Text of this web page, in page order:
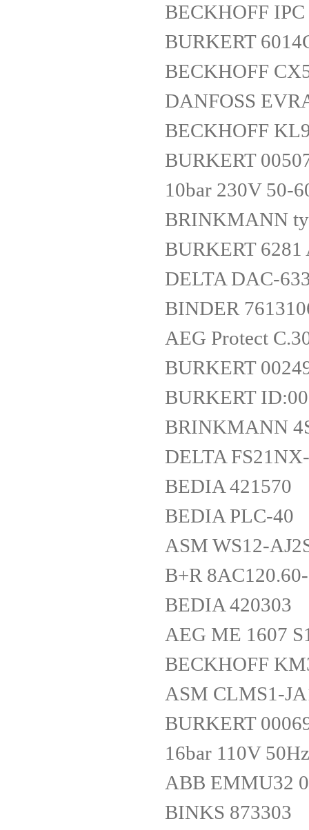
BECKHOFF
BURKERT
BECKHOFF
DANFOSS
BECKHOFF
BURKERT
10bar 230V 50-
BRINKMANN
BURKERT 6281
DELTA DAC-
BINDER
AEG Protect
BURKERT
BURKERT
BRINKMANN
DELTA
BEDIA 421570
BEDIA PLC-40
ASM WS12-
B+R
BEDIA 420303
AEG ME 1607
BECKHOFF
ASM CLMS1-
BURKERT
16bar 110V
ABB EMMU32
BINKS 873303